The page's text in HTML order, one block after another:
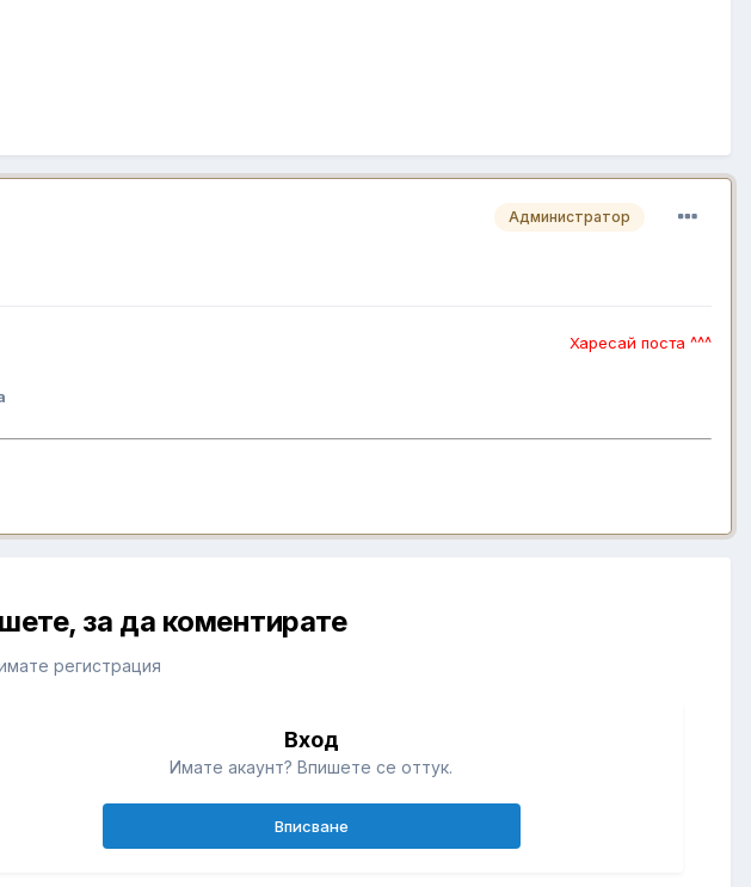
Администратор
Харесай поста ^^^
за да коментирате
регистрация
Вход
Имате акаунт? Впишете се оттук.
Вписване